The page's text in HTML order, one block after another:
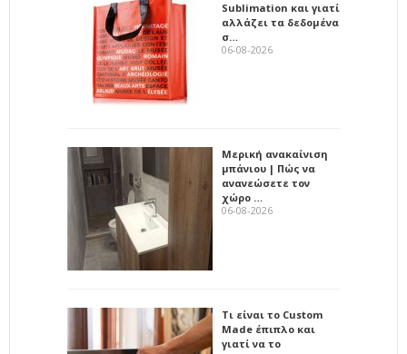
Sublimation και γιατί
αλλάζει τα δεδομένα
σ…
06-08-2026
Μερική ανακαίνιση
μπάνιου | Πώς να
ανανεώσετε τον
χώρο …
06-08-2026
Τι είναι το Custom
Made έπιπλο και
γιατί να το